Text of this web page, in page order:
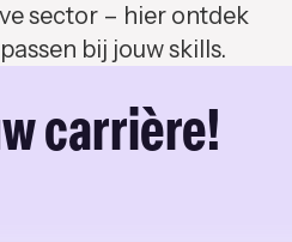
sector – hier ontdek
bij jouw skills.
carrière!